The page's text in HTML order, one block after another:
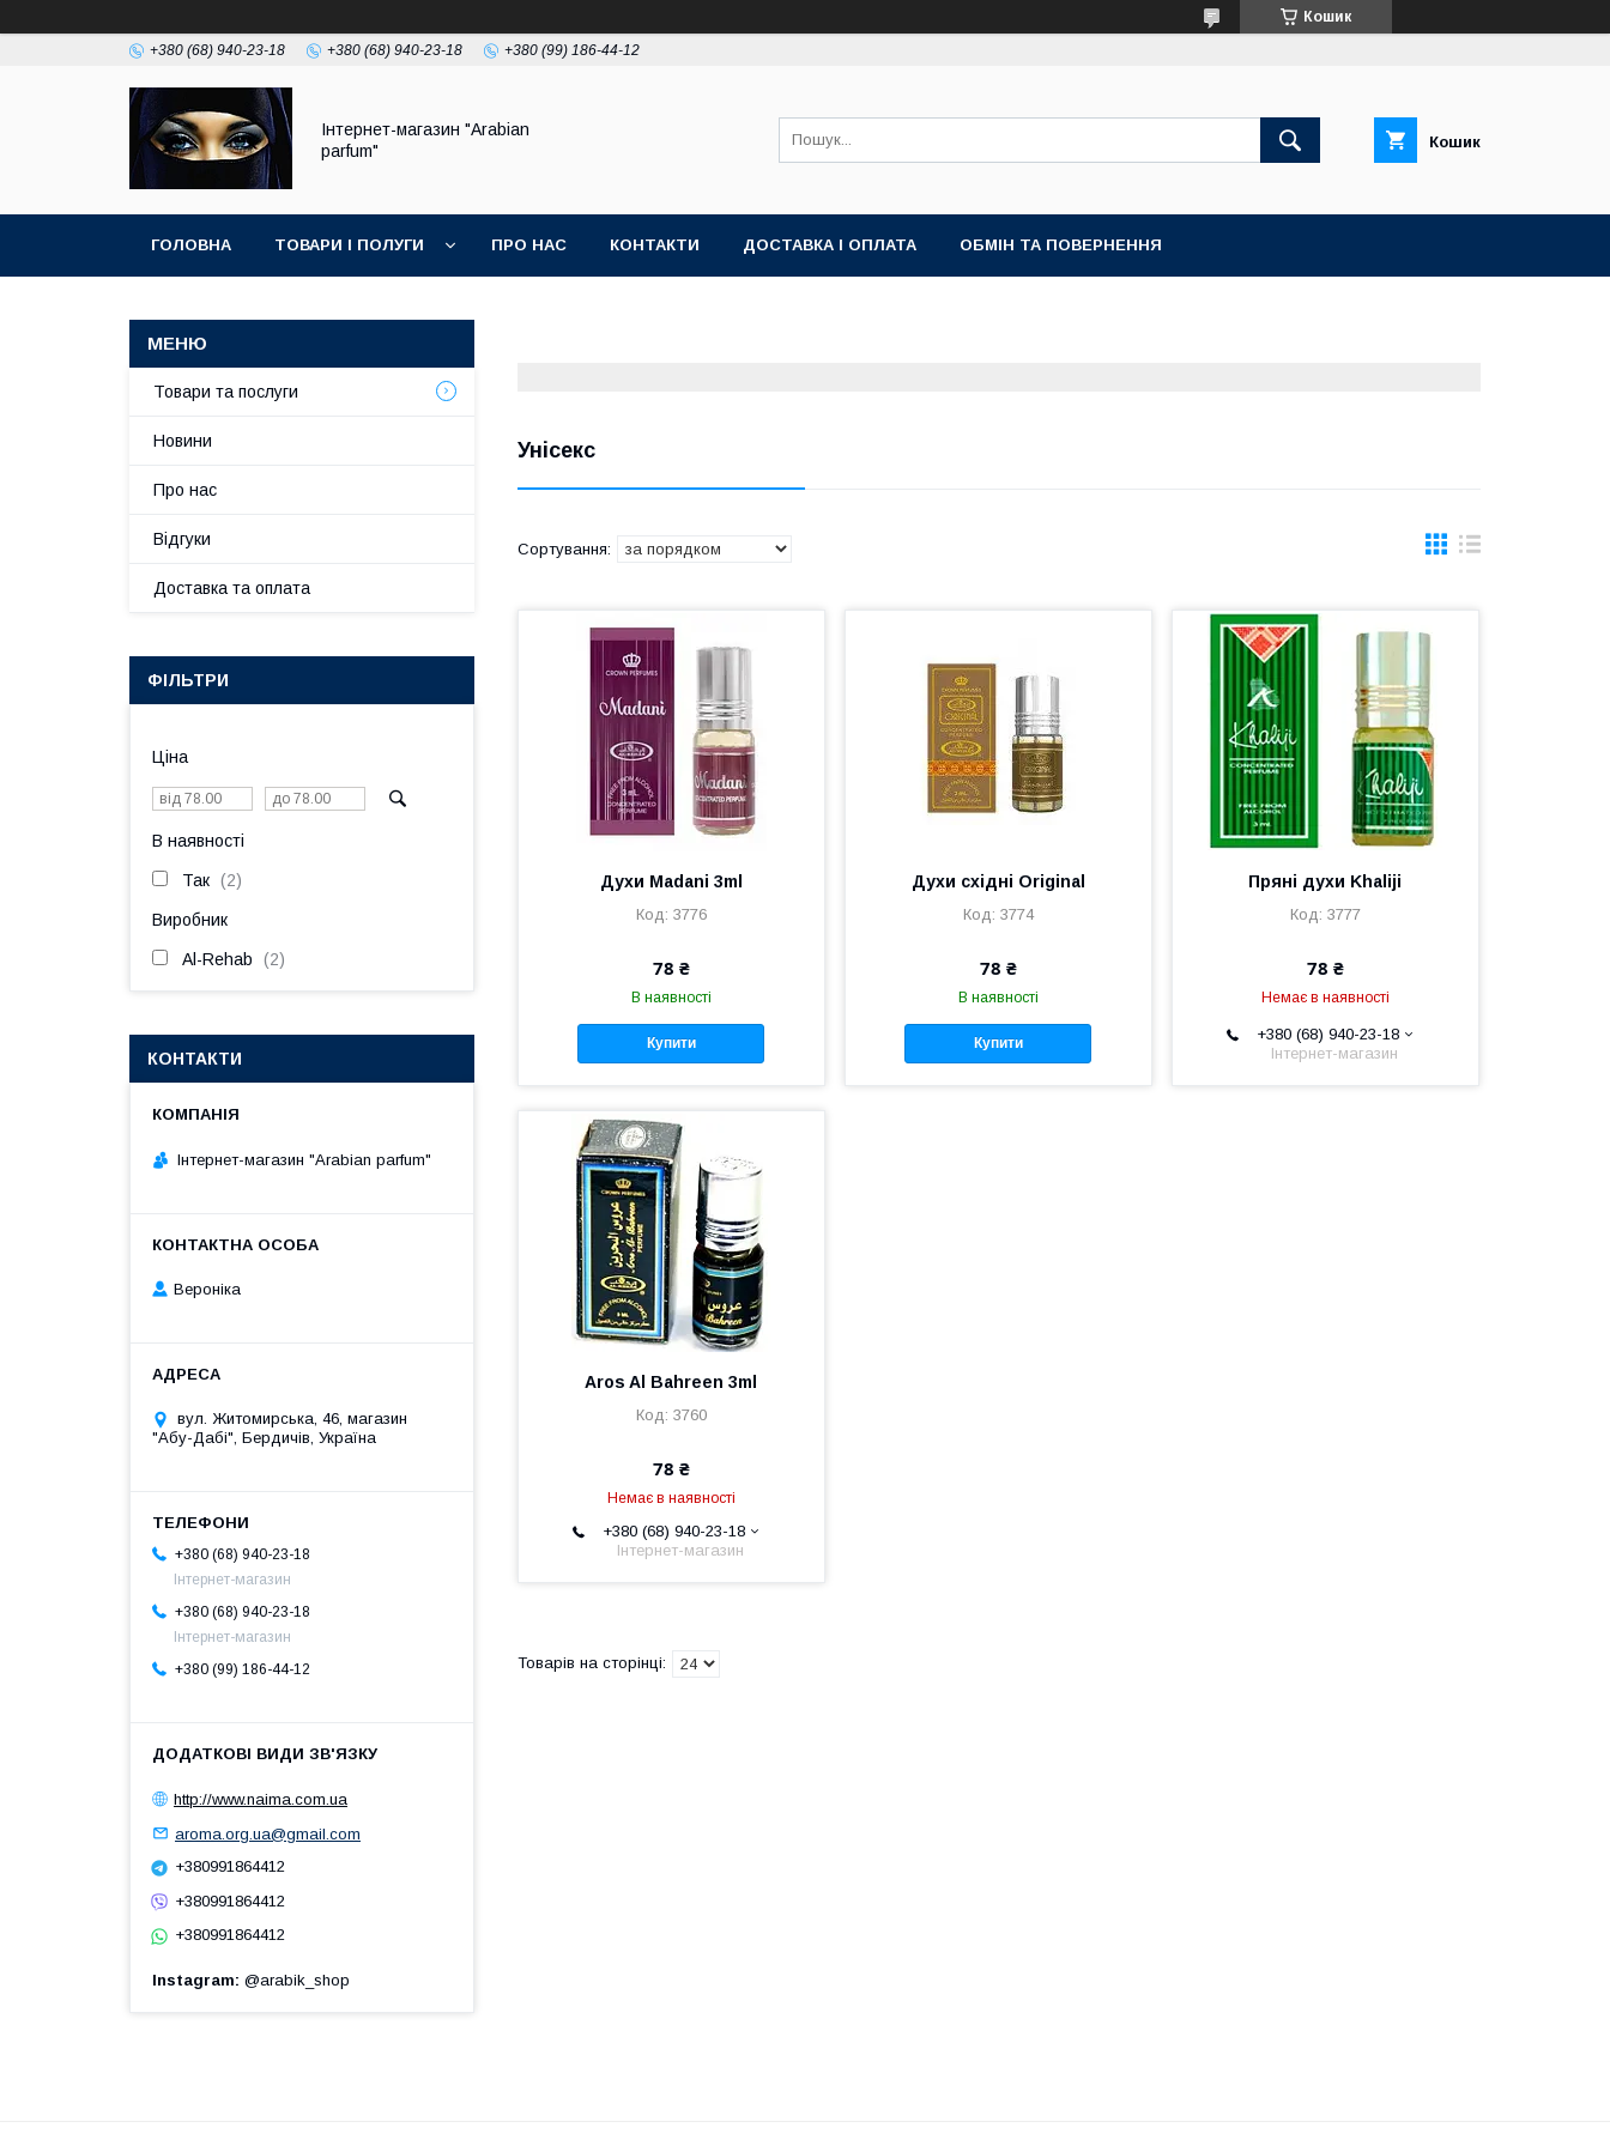
Кошик
+380 (68) 940-23-18 +380 (68) 940-23-18 +380 (99) 186-44-12
Інтернет-магазин "Arabian
parfum"
Кошик
ГОЛОВНА ТОВАРИ І ПОЛУГИ ПРО НАС КОНТАКТИ ДОСТАВКА І ОПЛАТА ОБМІН ТА ПОВЕРНЕННЯ
Унісекс
Духи Madani 3ml
3776
78 ₴
В наявності
Купити
Духи східні Original
3774
78 ₴
В наявності
Купити
Пряні духи Khaliji
3777
78 ₴
Немає в наявності
+380 (68) 940-23-18
Інтернет-магазин
Aros Al Bahreen 3ml
3760
78 ₴
Немає в наявності
+380 (68) 940-23-18
Інтернет-магазин
Товари та послуги
Новини
Про нас
Відгуки
Доставка та оплата
ФІЛЬТРИ
Ціна
В наявності
Так 2
Виробник
Al-Rehab 2
КОНТАКТИ
Інтернет-магазин "Arabian parfum"
Вероніка
вул. Житомирська, 46, магазин
"Абу-Дабі", Бердичів, Україна
+380 (68) 940-23-18
Інтернет-магазин
+380 (68) 940-23-18
Інтернет-магазин
+380 (99) 186-44-12
http://www.naima.com.ua
aroma.org.ua@gmail.com
+380991864412
+380991864412
+380991864412
Instagram @arabik_shop